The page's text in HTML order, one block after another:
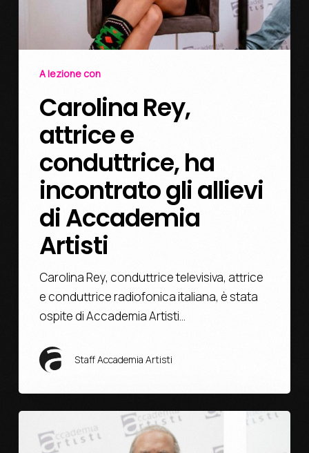
A lezione con
Carolina Rey,
attrice e
conduttrice, ha
incontrato gli allievi
di Accademia
Artisti
Carolina Rey, conduttrice televisiva, attrice
e conduttrice radiofonica italiana, è stata
ospite di Accademia Artisti…
Staff Accademia Artisti